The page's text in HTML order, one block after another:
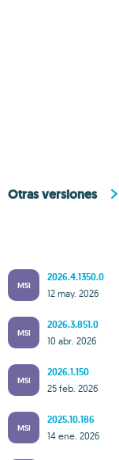
Otras versiones
MSI
2026.4.1350.0
12 may. 2026
MSI
2026.3.851.0
10 abr. 2026
MSI
2026.1.150
25 feb. 2026
MSI
2025.10.186
14 ene. 2026